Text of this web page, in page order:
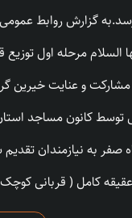
گزارش روابط
السلام مرحله اول توزیع
توسط کانون مساجد
صفر به نیازمندان
کامل ( قربانی کوچک )